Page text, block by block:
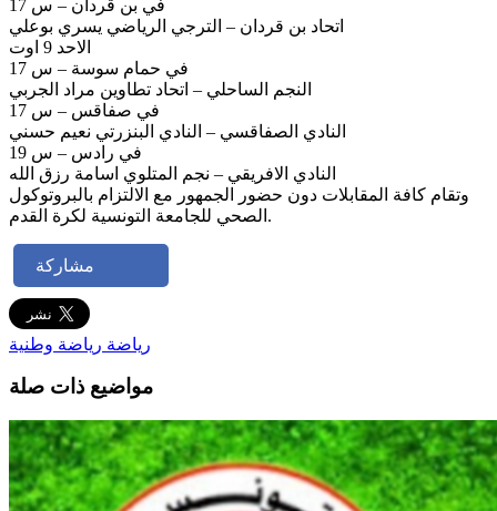
في بن قردان – س 17
اتحاد بن قردان – الترجي الرياضي يسري بوعلي
الاحد 9 اوت
في حمام سوسة – س 17
النجم الساحلي – اتحاد تطاوين مراد الجربي
في صفاقس – س 17
النادي الصفاقسي – النادي البنزرتي نعيم حسني
في رادس – س 19
النادي الافريقي – نجم المتلوي اسامة رزق الله
وتقام كافة المقابلات دون حضور الجمهور مع الالتزام بالبروتوكول
الصحي للجامعة التونسية لكرة القدم.
مشاركة
رياضة رياضة وطنية
مواضيع ذات صلة